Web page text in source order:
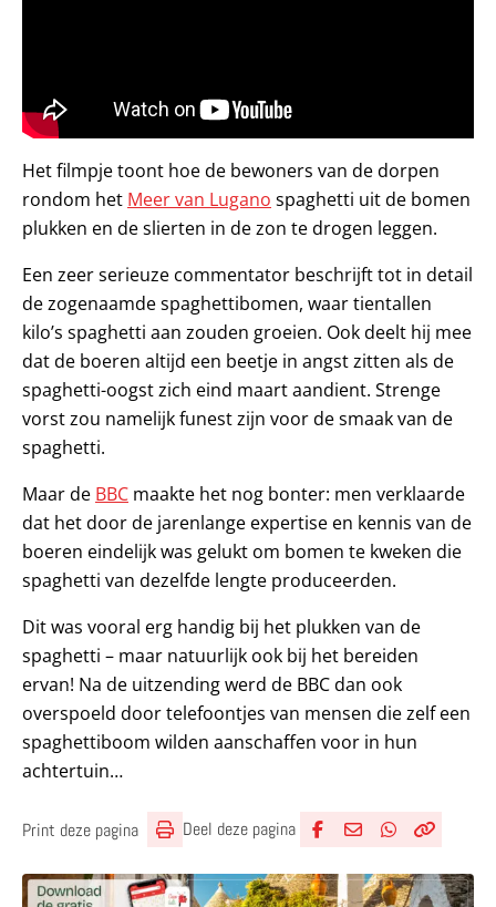
Het filmpje toont hoe de bewoners van de dorpen
rondom het Meer van Lugano spaghetti uit de bomen
plukken en de slierten in de zon te drogen leggen.
Een zeer serieuze commentator beschrijft tot in detail
de zogenaamde spaghettibomen, waar tientallen
kilo’s spaghetti aan zouden groeien. Ook deelt hij mee
dat de boeren altijd een beetje in angst zitten als de
spaghetti-oogst zich eind maart aandient. Strenge
vorst zou namelijk funest zijn voor de smaak van de
spaghetti.
Maar de BBC maakte het nog bonter: men verklaarde
dat het door de jarenlange expertise en kennis van de
boeren eindelijk was gelukt om bomen te kweken die
spaghetti van dezelfde lengte produceerden.
Dit was vooral erg handig bij het plukken van de
spaghetti – maar natuurlijk ook bij het bereiden
ervan! Na de uitzending werd de BBC dan ook
overspoeld door telefoontjes van mensen die zelf een
spaghettiboom wilden aanschaffen voor in hun
achtertuin…
Print deze pagina Deel deze pagina